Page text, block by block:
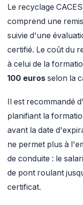
Le recyclage
comprend une
suivie d'une
certifié. Le coût du
à celui de la
100 euros selon la
Il est recommandé
planifiant la
avant la date
ne permet plus à
de conduite : le
de pont roulant
certificat.